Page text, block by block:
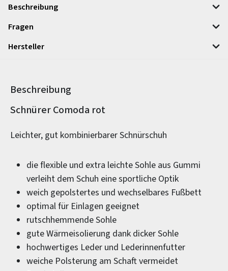
Beschreibung
Fragen
Hersteller
Beschreibung
Produktinformationen
Schnürer Comoda rot
Leichter, gut kombinierbarer Schnürschuh
die flexible und extra leichte Sohle aus Gummi
verleiht dem Schuh eine sportliche Optik
weich gepolstertes und wechselbares Fußbett
optimal für Einlagen geeignet
rutschhemmende Sohle
gute Wärmeisolierung dank dicker Sohle
hochwertiges Leder und Lederinnenfutter
weiche Polsterung am Schaft vermeidet